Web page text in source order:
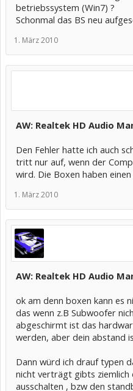
betriebssystem (Win7) ?
Schonmal das BS neu
1. März 2010
AW: Realtek HD Audio
Den Fehler hatte ich auch
tritt nur auf, wenn der
wird. Die Boxen haben
1. März 2010
AW: Realtek HD Audio
ok am denn boxen kann es
das wenn z.B Subwoofer
abgeschirmt ist das
werden, aber dein abstand
Dann würd ich drauf typen
nicht verträgt gibts ziemlich
ausschalten , bzw den